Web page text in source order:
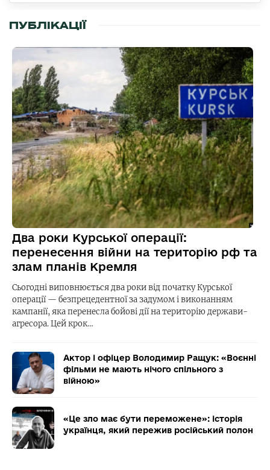
ПУБЛІКАЦІЇ
Два роки Курської операції:
перенесення війни на територію рф та
злам планів Кремля
Сьогодні виповнюється два роки від початку Курської
операції — безпрецедентної за задумом і виконанням
кампанії, яка перенесла бойові дії на територію держави-
агресора. Цей крок…
Актор і офіцер Володимир Ращук: «Воєнні
фільми не мають нічого спільного з
війною»
«Це зло має бути переможене»: історія
українця, який пережив російський полон